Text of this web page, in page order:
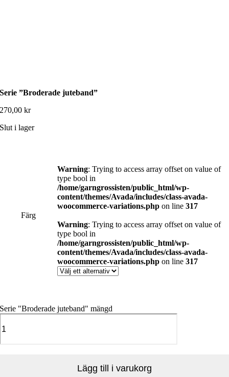
Serie ”Broderade juteband”
270,00kr
Slut i lager
Färg
Warning: Trying to access array offset on value of
type bool in
/home/garngrossisten/public_html/wp-
content/themes/Avada/includes/class-avada-
woocommerce-variations.php on line317
Warning: Trying to access array offset on value of
type bool in
/home/garngrossisten/public_html/wp-
content/themes/Avada/includes/class-avada-
woocommerce-variations.php on line317
Serie "Broderade juteband" mängd
Lägg till i varukorg